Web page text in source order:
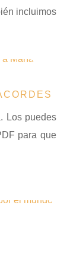
incluimos
Los puedes
para que